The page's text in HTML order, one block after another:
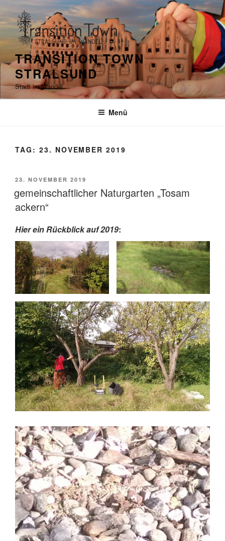
Inhalt
springen
TRANSITION TOWN
STRALSUND
Stadt im Wandel
Menü
TAG: 23. NOVEMBER 2019
VERÖFFENTLICHT
23. NOVEMBER 2019
gemeinschaftlicher Naturgarten „Tosam
ackern“
Hier ein Rückblick auf 2019: